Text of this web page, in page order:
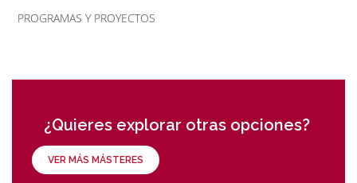
PROGRAMAS Y PROYECTOS
¿Quieres explorar otras opciones?
VER MÁS MÁSTERES